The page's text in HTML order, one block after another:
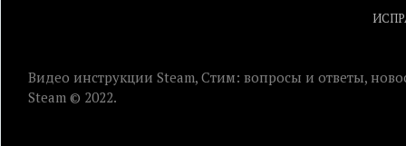
Видео инструкции Steam, Стим: вопросы и ответы,
Steam © 2022.